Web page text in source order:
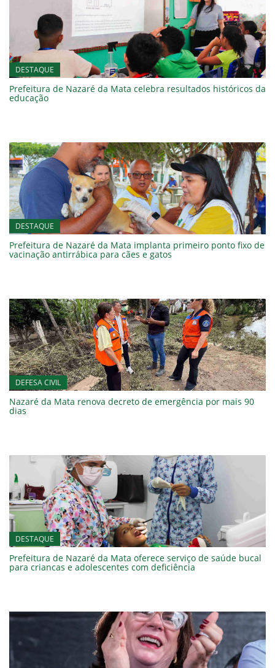
DESTAQUE
Prefeitura de Nazaré da Mata celebra resultados históricos da
educação
DESTAQUE
Prefeitura de Nazaré da Mata implanta primeiro ponto fixo de
vacinação antirrábica para cães e gatos
DEFESA CIVIL
Nazaré da Mata renova decreto de emergência por mais 90
dias
DESTAQUE
Prefeitura de Nazaré da Mata oferece serviço de saúde bucal
para criancas e adolescentes com deficiência